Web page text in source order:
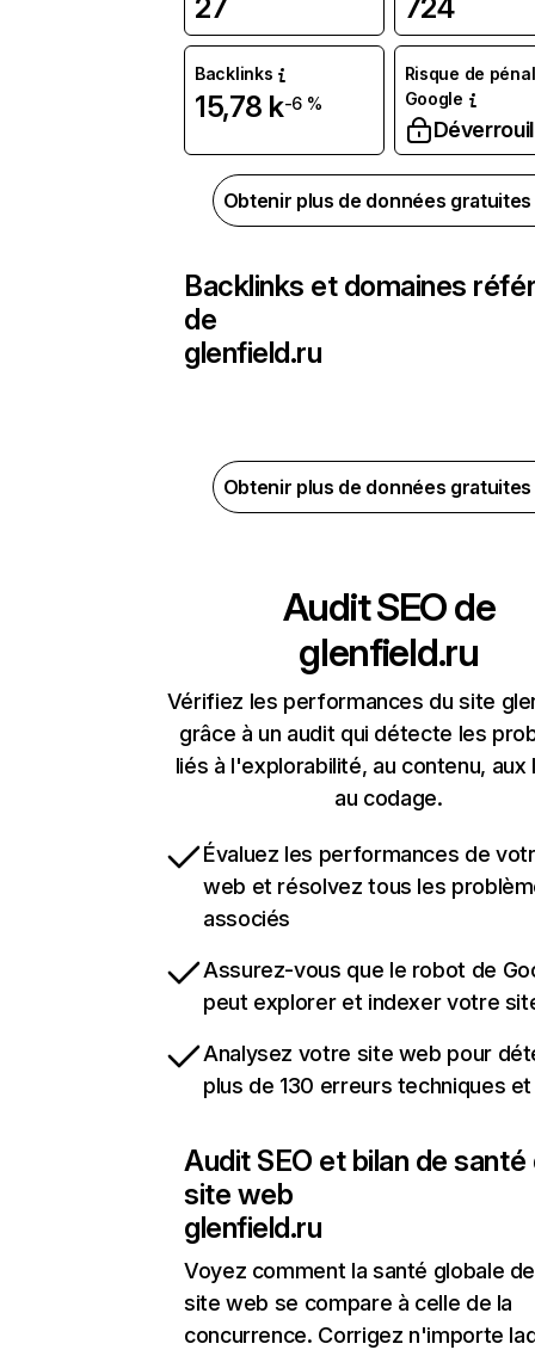
27 724
Backlinks
15,78 k-6 %
Risque de
Google
Obtenir plus de données
Backlinks et domaines
de
glenfield.ru
Obtenir plus de données
Audit SEO de
glenfield.ru
Vérifiez les performances du site
grâce à un audit qui détecte les
liés à l'explorabilité, au contenu, aux
au codage.
Évaluez les performances de
web et résolvez tous les
associés
Assurez-vous que le robot de
peut explorer et indexer votre
Analysez votre site web pour
plus de 130 erreurs techniques et
Audit SEO et bilan de santé
site web
glenfield.ru
Voyez comment la santé globale
site web se compare à celle de la
concurrence. Corrigez n'importe